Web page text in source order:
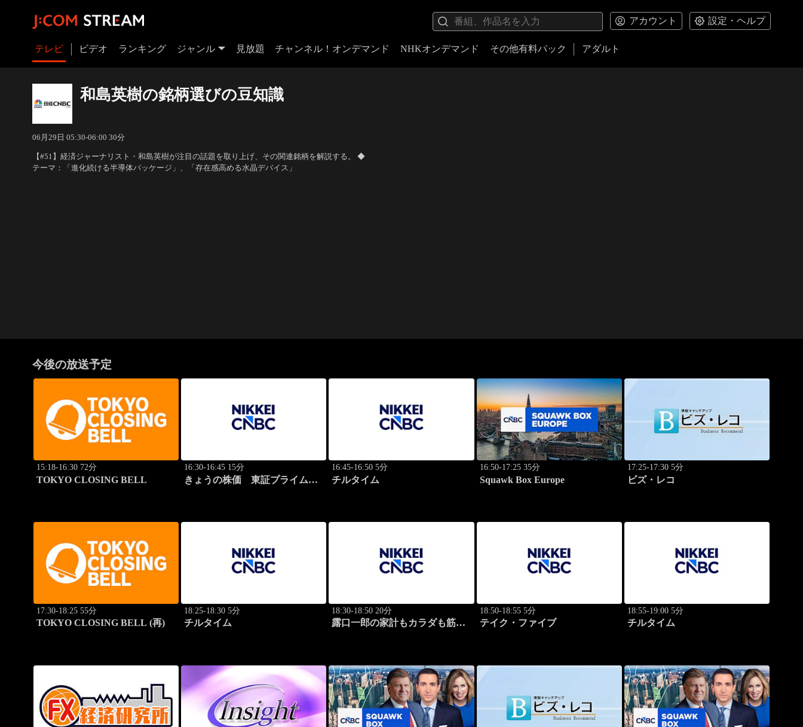
アカウント 設定・ヘルプ
テレビ ビデオ ランキング ジャンル 見放題 チャンネル！オンデマンド NHKオンデマンド その他有料パック アダルト
和島英樹の銘柄選びの豆知識
06月29日 05:30-06:00 30分
【#51】経済ジャーナリスト・和島英樹が注目の話題を取り上げ、その関連銘柄を解説する。 ◆
テーマ：「進化続ける半導体パッケージ」、「存在感高める水晶デバイス」
今後の放送予定
15:18-16:30 72分
TOKYO CLOSING BELL
16:30-16:45 15分
きょうの株価 東証プライム 2
16:45-16:50 5分
チルタイム
16:50-17:25 35分
Squawk Box Europe
17:25-17:30 5分
ビズ・レコ
17:30-18:25 55分
TOKYO CLOSING BELL (再)
18:25-18:30 5分
チルタイム
18:30-18:50 20分
露口一郎の家計もカラダも筋肉
18:50-18:55 5分
テイク・ファイブ
18:55-19:00 5分
チルタイム